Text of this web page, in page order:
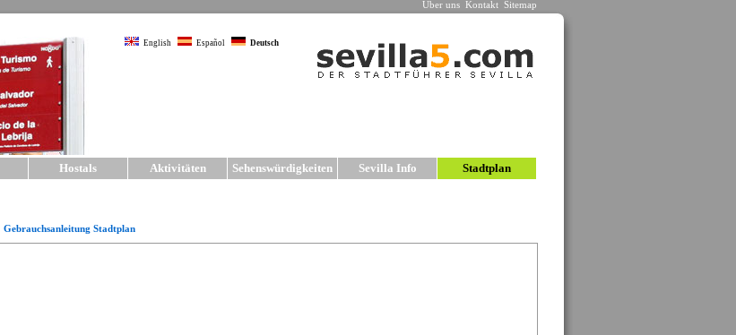
Über uns Kontakt Sitemap
English Español Deutsch
Hostals Aktivitäten Sehenswürdigkeiten Sevilla Info Stadtplan
Gebrauchsanleitung Stadtplan